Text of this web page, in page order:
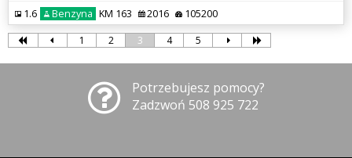
1.6 Benzyna KM 163 2016 105200
1 2 3 4 5
Potrzebujesz pomocy?
Zadzwoń 508 925 722